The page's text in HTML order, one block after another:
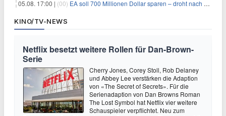
05.08. 17:00 | (00) EA soll 700 Millionen Dollar sparen – droht nach der Übernahme die nächste Entlassungswelle?
KINO/TV-NEWS
Netflix besetzt weitere Rollen für Dan-Brown-
Serie
Cherry Jones, Corey Stoll, Rob Delaney
und Abbey Lee verstärken die Adaption
von «The Secret of Secrets». Für die
Serienadaption von Dan Browns Roman
The Lost Symbol hat Netflix vier weitere
Schauspieler verpflichtet. Neu zum